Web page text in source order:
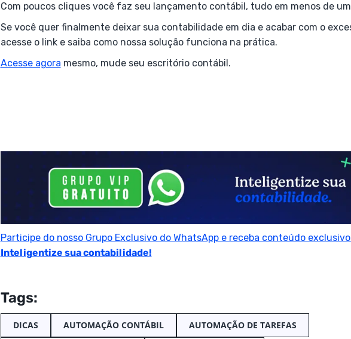
Com poucos cliques você faz seu lançamento contábil, tudo em menos de
Se você quer finalmente deixar sua contabilidade em dia e acabar com o
acesse o link e saiba como nossa solução funciona na prática.
Acesse agora mesmo, mude seu escritório contábil.
Participe do nosso Grupo Exclusivo do WhatsApp e receba conteúdo
Inteligentize sua contabilidade!
Tags:
DICAS AUTOMAÇÃO CONTÁBIL AUTOMAÇÃO DE TAREFAS